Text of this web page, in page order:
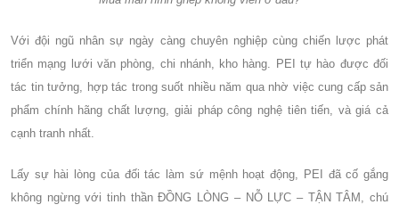
Với đội ngũ nhân sự ngày càng chuyên nghiệp cùng chiến lược phát
triển mạng lưới văn phòng, chi nhánh, kho hàng. PEI tự hào được đối
tác tin tưởng, hợp tác trong suốt nhiều năm qua nhờ việc cung cấp sản
phẩm chính hãng chất lượng, giải pháp công nghệ tiên tiến, và giá cả
cạnh tranh nhất.
Lấy sự hài lòng của đối tác làm sứ mệnh hoạt động, PEI đã cố gắng
không ngừng với tinh thần ĐỒNG LÒNG – NỖ LỰC – TẬN TÂM, chú